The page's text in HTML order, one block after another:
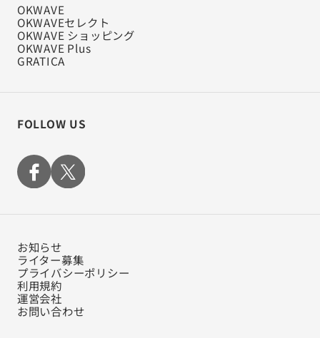
OKWAVE
OKWAVEセレクト
OKWAVE ショッピング
OKWAVE Plus
GRATICA
FOLLOW US
お知らせ
ライター募集
プライバシーポリシー
利用規約
運営会社
お問い合わせ